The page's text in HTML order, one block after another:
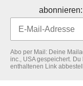
abonnieren:
Abo per Mail: Deine
inc., USA gespeichert.
enthaltenen Link